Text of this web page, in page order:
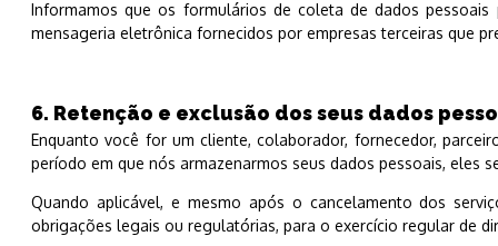
Informamos que os formulários de coleta de dados
mensageria eletrônica fornecidos por empresas terceiras que
6. Retenção e exclusão dos seus dados
Enquanto você for um cliente, colaborador, fornecedor,
período em que nós armazenarmos seus dados pessoais, eles
Quando aplicável, e mesmo após o cancelamento dos
obrigações legais ou regulatórias, para o exercício regular de